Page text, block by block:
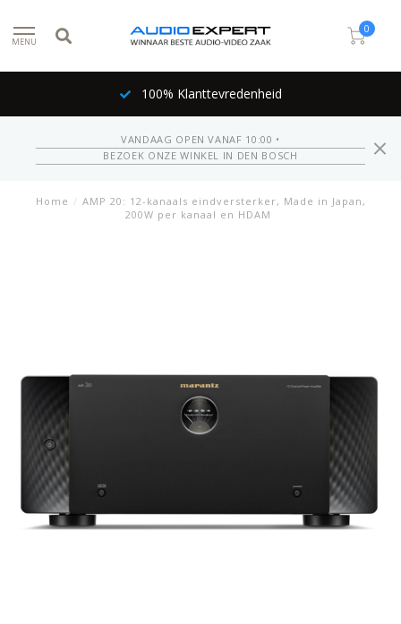
MENU
0
100% Klanttevredenheid
VANDAAG OPEN VANAF 10:00 •
BEZOEK ONZE WINKEL IN DEN BOSCH
Home / AMP 20: 12-kanaals eindversterker, Made in Japan,
200W per kanaal en HDAM